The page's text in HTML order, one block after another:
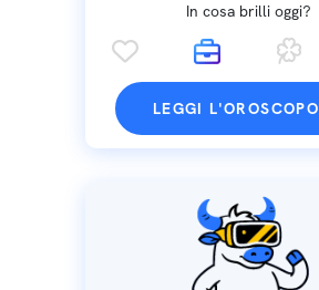
In cosa brilli oggi?
LEGGI L'OROSCOPO